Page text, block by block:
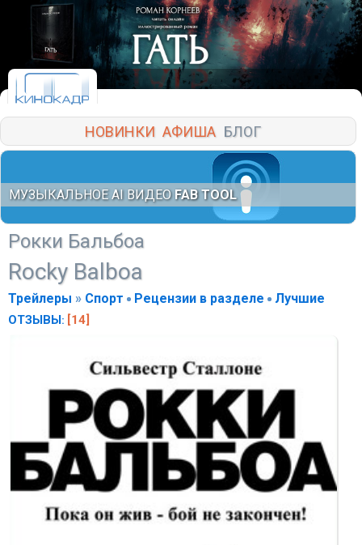
НОВИНКИ АФИША БЛОГ
МУЗЫКАЛЬНОЕ AI ВИДЕО FAB TOOL
Рокки Бальбоа
Rocky Balboa
Трейлеры » Спорт Рецензии в разделе Лучшие
ОТЗЫВЫ: [14]